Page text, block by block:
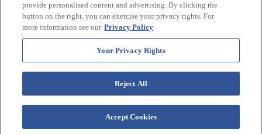
Aviso: las funciones de accesibilidad enumeradas aquí no pretenden
ser una lista exhaustiva o completa de todas las funciones accesibles
de la instalación,
habitaciones y / o comodidades para este Resort específico. Para
obtener información sobre nuestra política de accesibilidad, revise
nuestraPolítica de accesibilidad.
provide personalised content and advertising. By clicking the
button on the right, you can exercise your privacy rights. For
more information see our Privacy Policy
Your Privacy Rights
Reject All
Accept Cookies